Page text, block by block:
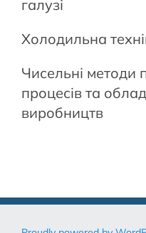
галузі
Холодильна
Чисельні методи
процесів та
виробництв